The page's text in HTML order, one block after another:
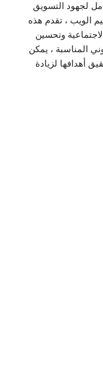
لجهود التسويق
الويب ، تقدم هذه
وتحسين
المناسبة ، يمكن
أهدافها لزيادة